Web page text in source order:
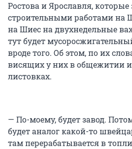
Ростова и Ярославля,
строительными работами на
на Шиес на двухнедельные
тут будет
вроде того. Об этом, по их
висящих у них в общежитии
листовках.
— По-моему, будет завод.
будет аналог какой-то
там перерабатывается в